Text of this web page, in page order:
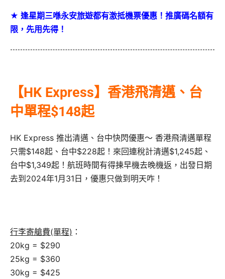
★ 逢星期三喺永安旅遊都有激抵機票優惠！推廣碼名額有
限，先用先得！
【HK Express】香港飛清邁、台
中單程$148起
HK Express 推出清邁、台中快閃優惠～ 香港飛清邁單程
只需$148起、台中$228起！來回連稅計清邁$1,245起、
台中$1,349起！航班時間有得揀早機去晚機返，出發日期
去到2024年1月31日，優惠只做到明天咋！
行李寄艙費(單程) ：
20kg = $290
25kg = $360
30kg = $425